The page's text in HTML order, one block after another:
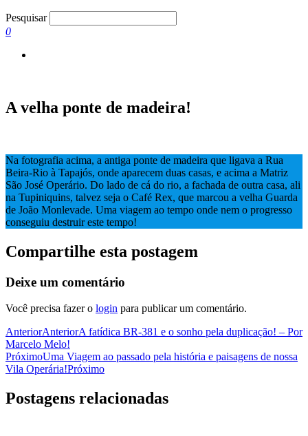
Pesquisar
0
A velha ponte de madeira!
Na fotografia acima, a antiga ponte de madeira que ligava a Rua
Beira-Rio à Tapajós, onde aparecem duas casas, e acima a Matriz
São José Operário. Do lado de cá do rio, a fachada de outra casa, ali
na Tupiniquins, talvez seja o Café Rex, que marcou a velha Guarda
de João Monlevade. Uma viagem ao tempo onde nem o progresso
conseguiu destruir este tempo!
Compartilhe esta postagem
Deixe um comentário
Você precisa fazer o login para publicar um comentário.
AnteriorAnteriorA fatídica BR-381 e o sonho pela duplicação! – Por
Marcelo Melo!
PróximoUma Viagem ao passado pela história e paisagens de nossa
Vila Operária!Próximo
Postagens relacionadas